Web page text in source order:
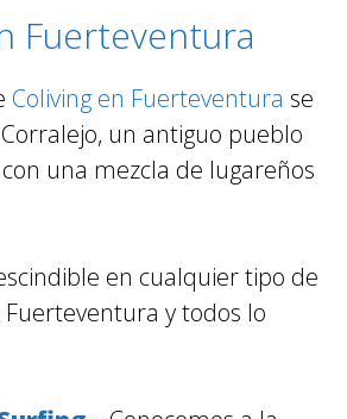
Fuerteventura
Coliving en Fuerteventura se
un antiguo pueblo
una mezcla de lugareños
en cualquier tipo de
y todos lo